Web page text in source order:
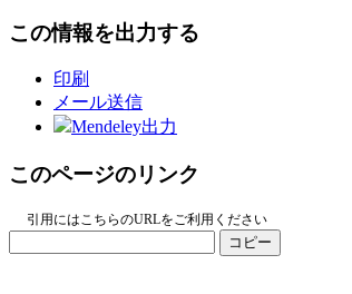
この情報を出力する
印刷
メール送信
Mendeley出力
このページのリンク
引用にはこちらのURLをご利用ください
コピー